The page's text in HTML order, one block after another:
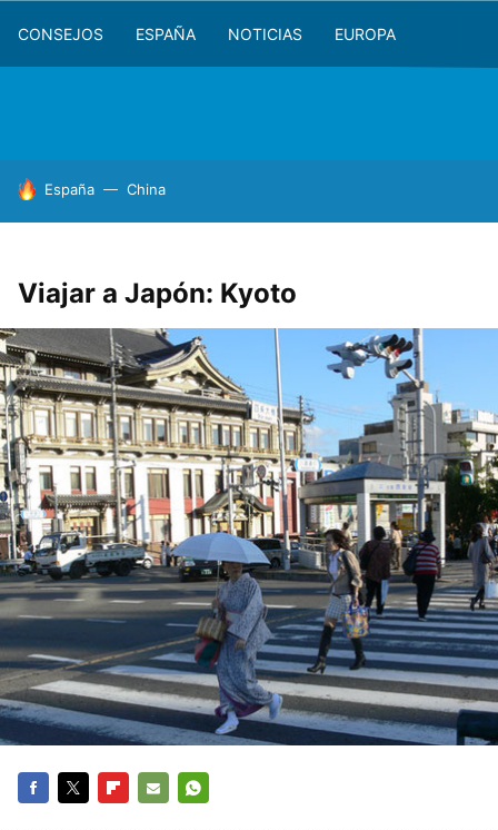
CONSEJOS ESPAÑA NOTICIAS EUROPA
HOY SE HABLA DE
España China
Viajar a Japón: Kyoto